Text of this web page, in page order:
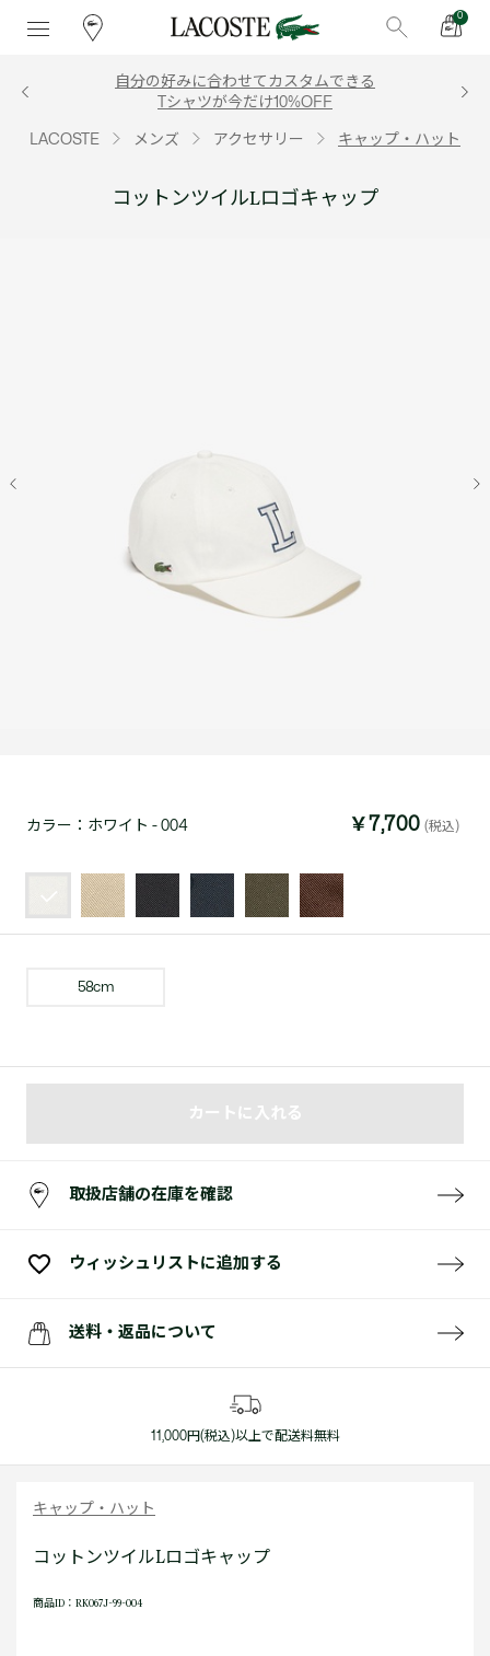
0
自分の好みに合わせてカスタムできる
Tシャツが今だけ10%OFF
LACOSTE メンズ アクセサリー キャップ・ハット
コットンツイルLロゴキャップ
カラー： ホワイト - 004 ￥7,700 (税込)
58cm
カートに入れる
取扱店舗の在庫を確認
ウィッシュリストに追加する
送料・返品について
11,000円(税込)以上で配送料無料
キャップ・ハット
コットンツイルLロゴキャップ
商品ID：RK067J-99-004